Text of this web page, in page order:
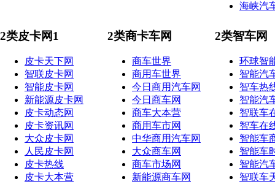
海峡汽
2类皮卡网1
皮卡天下网
智联皮卡网
智能皮卡网
新能源皮卡网
皮卡动态网
皮卡资讯网
大众皮卡网
人民皮卡网
皮卡热线
皮卡大本营
2类商卡车网
商车世界
商用车世界
今日商用汽车网
今日商车网
商车大本营
商用车市网
中华商用汽车网
大众商车网
商车市场网
新能源商车网
2类智车网
环球智
智能汽
智车热
智能汽
智联车
智车在
智能车
智能车
智能汽
智联车